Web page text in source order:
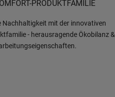
PRODUKTFAMILIE
Nachhaltigkeit mit der innovativen
- herausragende Ökobilanz &